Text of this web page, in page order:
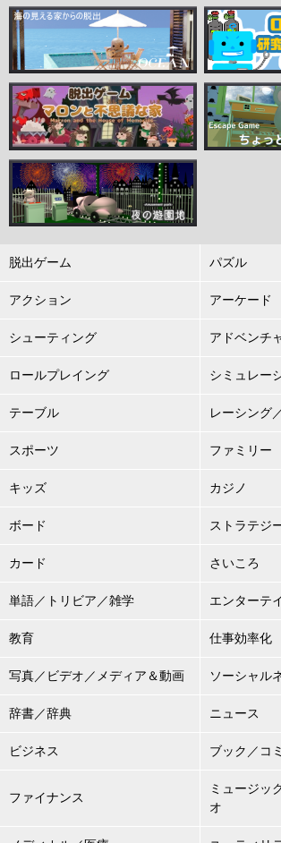
脱出ゲーム パズル
アクション アーケード
シューティング アドベンチ
ロールプレイング シミュレー
テーブル レーシング
スポーツ ファミリー
キッズ カジノ
ボード ストラテジ
カード さいころ
単語／トリビア／雑学 エンターテ
教育 仕事効率化
写真／ビデオ／メディア＆動画 ソーシャル
辞書／辞典 ニュース
ビジネス ブック／コ
ファイナンス
ミュージッ
オ